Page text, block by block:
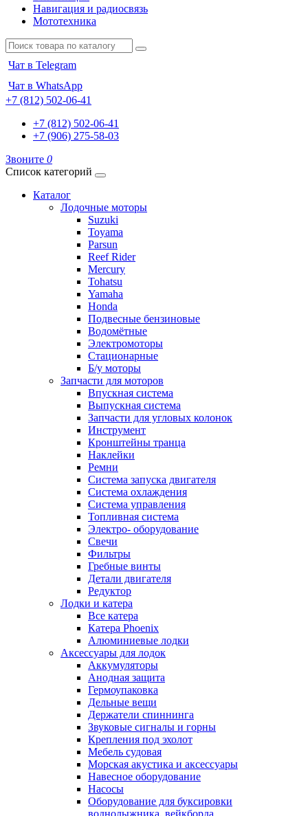
Навигация и радиосвязь
Мототехника
Чат в Telegram
Чат в WhatsApp
+7 (812) 502-06-41
+7 (812) 502-06-41
+7 (906) 275-58-03
Звоните 0
Список категорий
Каталог
Лодочные моторы
Suzuki
Toyama
Parsun
Reef Rider
Mercury
Tohatsu
Yamaha
Honda
Подвесные бензиновые
Водомётные
Электромоторы
Стационарные
Б/у моторы
Запчасти для моторов
Впускная система
Выпускная система
Запчасти для угловых колонок
Инструмент
Кронштейны транца
Наклейки
Ремни
Система запуска двигателя
Система охлаждения
Система управления
Топливная система
Электро- оборудование
Свечи
Фильтры
Гребные винты
Детали двигателя
Редуктор
Лодки и катера
Все катера
Катера Phoenix
Алюминиевые лодки
Аксессуары для лодок
Аккумуляторы
Анодная защита
Гермоупаковка
Дельные вещи
Держатели спиннинга
Звуковые сигналы и горны
Крепления под эхолот
Мебель судовая
Морская акустика и аксессуары
Навесное оборудование
Насосы
Оборудование для буксировки
воднолыжника, вейкборда